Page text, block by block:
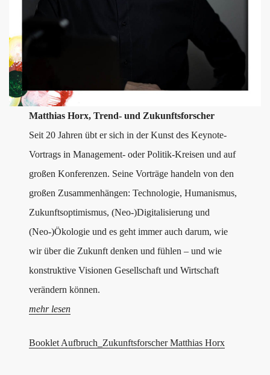
Matthias Horx, Trend- und Zukunftsforscher
Seit 20 Jahren übt er sich in der Kunst des Keynote-
Vortrags in Management- oder Politik-Kreisen und auf
großen Konferenzen. Seine Vorträge handeln von den
großen Zusammenhängen: Technologie, Humanismus,
Zukunftsoptimismus, (Neo-)Digitalisierung und
(Neo-)Ökologie und es geht immer auch darum, wie
wir über die Zukunft denken und fühlen – und wie
konstruktive Visionen Gesellschaft und Wirtschaft
verändern können.
mehr lesen
Booklet Aufbruch_Zukunftsforscher Matthias Horx